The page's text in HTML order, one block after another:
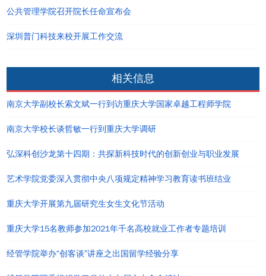
公共管理学院召开院长任命宣布会
深圳普门科技来校开展工作交流
相关信息
南京大学副校长索文斌一行到访重庆大学国家卓越工程师学院
南京大学校长谈哲敏一行到重庆大学调研
弘深科创沙龙第十四期：共探新科技时代的创新创业与职业发展
艺术学院党委深入贯彻中央八项规定精神学习教育读书班结业
重庆大学开展第九届研究生女生文化节活动
重庆大学15名教师参加2021年千名高校就业工作者专题培训
经管学院举办“创客谈”讲座之出国留学经验分享